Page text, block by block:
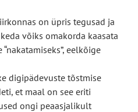
on üpris tegusad ja
võiks omakorda kaasata
eelkõige
digipädevuste tõstmise
et maal on see eriti
ongi peaasjalikult